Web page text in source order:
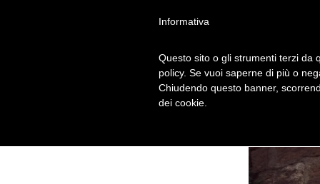
Informativa
Questo sito o gli strumenti terzi da
policy. Se vuoi saperne di più o
Chiudendo questo banner,
dei cookie.